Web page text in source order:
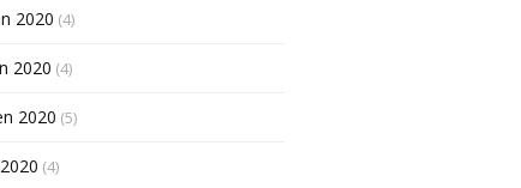
2020 (4)
2020 (4)
2020 (5)
(4)